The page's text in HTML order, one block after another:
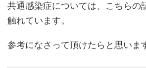
共通感染症については、こちらの
触れています。
参考になさって頂けたらと思いま